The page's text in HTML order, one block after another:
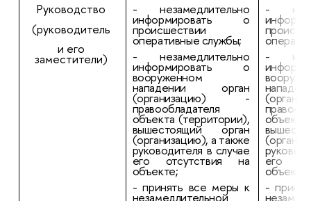
Руководство
(руководитель
и его
заместители)
- незамедлительно
информировать о
происшествии
оперативные службы;
- незамедлительно
информировать о
вооруженном
нападении орган
(организацию) -
правообладателя
объекта (территории),
вышестоящий орган
(организацию), а также
руководителя в случае
его отсутствия на
объекте;
- принять все меры к
незамедлительной
-
-
его
объекте;
-